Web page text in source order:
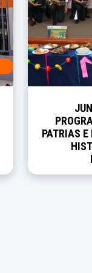
PATRIAS